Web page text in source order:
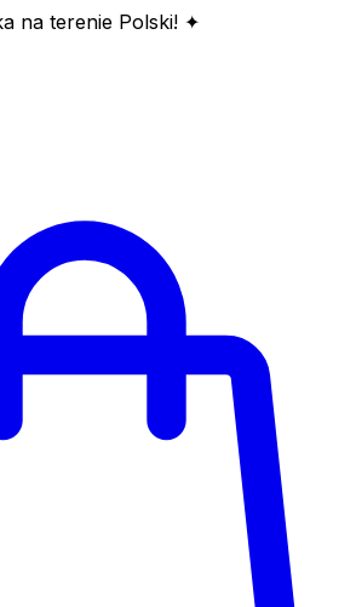
na terenie Polski! ✦